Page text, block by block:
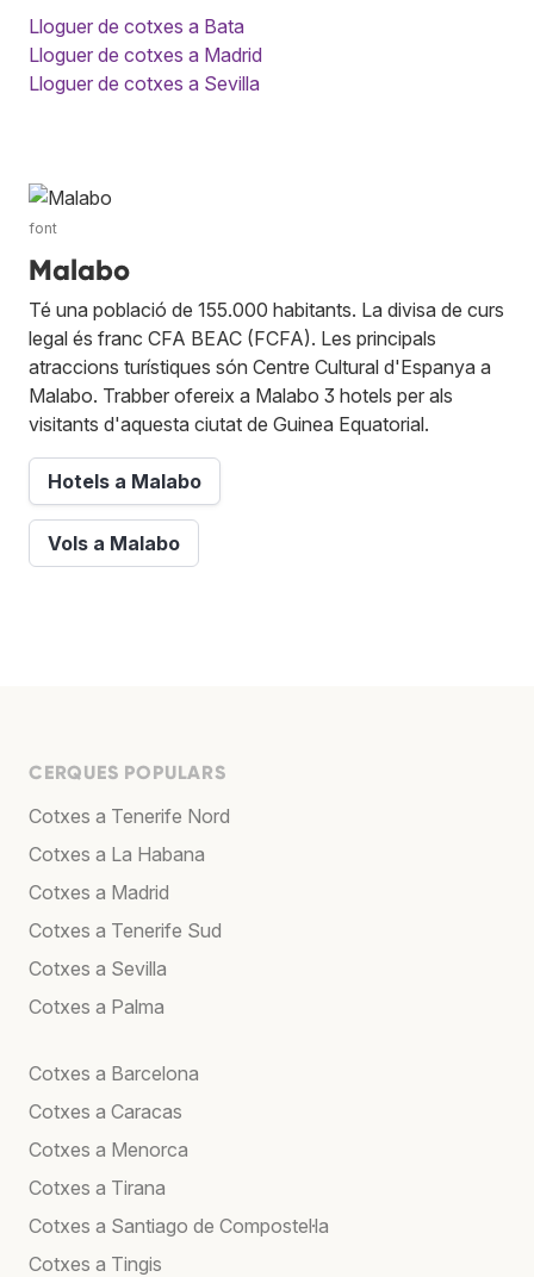
Lloguer de cotxes a Bata
Lloguer de cotxes a Madrid
Lloguer de cotxes a Sevilla
font
Malabo
Té una població de 155.000 habitants. La divisa de curs
legal és franc CFA BEAC (FCFA). Les principals
atraccions turístiques són Centre Cultural d'Espanya a
Malabo. Trabber ofereix a Malabo 3 hotels per als
visitants d'aquesta ciutat de Guinea Equatorial.
Hotels a Malabo
Vols a Malabo
CERQUES POPULARS
Cotxes a Tenerife Nord
Cotxes a La Habana
Cotxes a Madrid
Cotxes a Tenerife Sud
Cotxes a Sevilla
Cotxes a Palma
Cotxes a Barcelona
Cotxes a Caracas
Cotxes a Menorca
Cotxes a Tirana
Cotxes a Santiago de Compostel·la
Cotxes a Tingis